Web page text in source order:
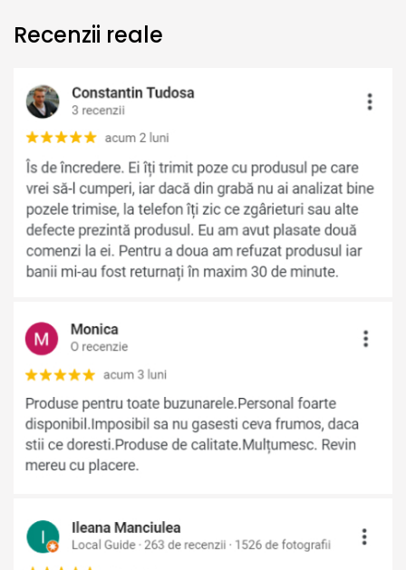
Recenzii reale